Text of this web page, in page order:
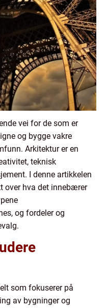
vei for de som er
og bygge vakre
Arkitektur er en
teknisk
I denne artikkelen
over hva det innebærer
og fordeler og
som fokuserer på
av bygninger og